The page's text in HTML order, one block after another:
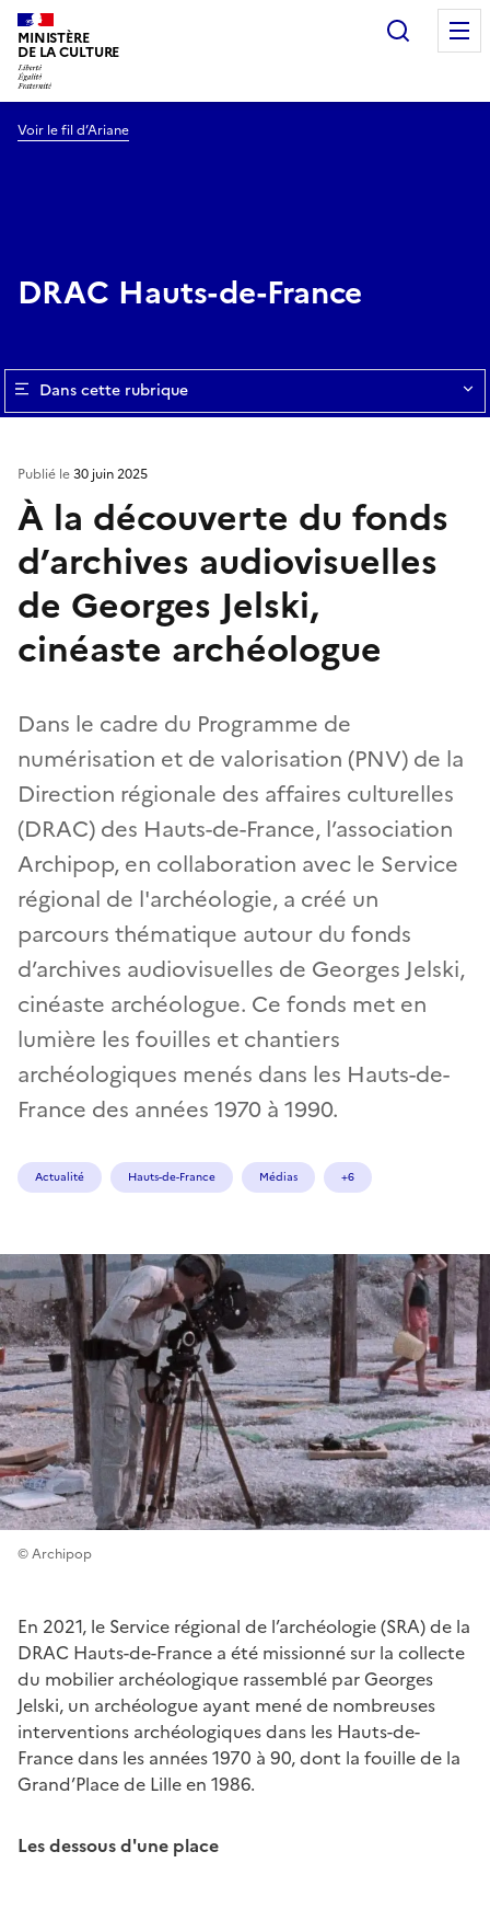
MINISTÈRE
DE LA CULTURE
Voir le fil d’Ariane
DRAC Hauts-de-France
Dans cette rubrique
À la découverte du fonds
d’archives audiovisuelles
de Georges Jelski,
cinéaste archéologue
Dans le cadre du Programme de
numérisation et de valorisation (PNV) de la
Direction régionale des affaires culturelles
(DRAC) des Hauts-de-France, l’association
Archipop, en collaboration avec le Service
régional de l'archéologie, a créé un
parcours thématique autour du fonds
d’archives audiovisuelles de Georges Jelski,
cinéaste archéologue. Ce fonds met en
lumière les fouilles et chantiers
archéologiques menés dans les Hauts-de-
France des années 1970 à 1990.
Publié le30 juin 2025
Actualité Hauts-de-France Médias +6
© Archipop
En 2021, le Service régional de l’archéologie (SRA) de la
DRAC Hauts-de-France a été missionné sur la collecte
du mobilier archéologique rassemblé par Georges
Jelski, un archéologue ayant mené de nombreuses
interventions archéologiques dans les Hauts-de-
France dans les années 1970 à 90, dont la fouille de la
Grand’Place de Lille en 1986.
Les dessous d'une place